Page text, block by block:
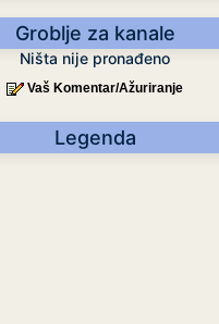
Groblje za kanale
Ništa nije pronađeno
Vaš Komentar/Ažuriranje
Legenda